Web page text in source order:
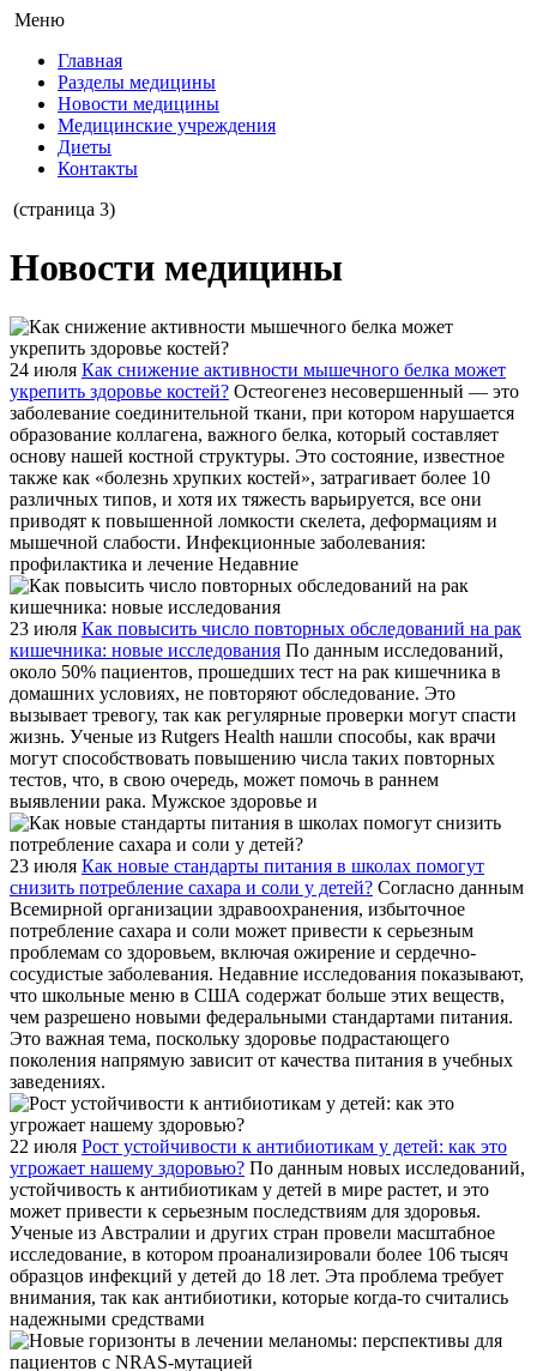
Меню
Главная
Разделы медицины
Новости медицины
Медицинские учреждения
Диеты
Контакты
(страница 3)
Новости медицины
24 июля Как снижение активности мышечного белка может
укрепить здоровье костей? Остеогенез несовершенный — это
заболевание соединительной ткани, при котором нарушается
образование коллагена, важного белка, который составляет
основу нашей костной структуры. Это состояние, известное
также как «болезнь хрупких костей», затрагивает более 10
различных типов, и хотя их тяжесть варьируется, все они
приводят к повышенной ломкости скелета, деформациям и
мышечной слабости. Инфекционные заболевания:
профилактика и лечение Недавние
23 июля Как повысить число повторных обследований на рак
кишечника: новые исследования По данным исследований,
около 50% пациентов, прошедших тест на рак кишечника в
домашних условиях, не повторяют обследование. Это
вызывает тревогу, так как регулярные проверки могут спасти
жизнь. Ученые из Rutgers Health нашли способы, как врачи
могут способствовать повышению числа таких повторных
тестов, что, в свою очередь, может помочь в раннем
выявлении рака. Мужское здоровье и
23 июля Как новые стандарты питания в школах помогут
снизить потребление сахара и соли у детей? Согласно данным
Всемирной организации здравоохранения, избыточное
потребление сахара и соли может привести к серьезным
проблемам со здоровьем, включая ожирение и сердечно-
сосудистые заболевания. Недавние исследования показывают,
что школьные меню в США содержат больше этих веществ,
чем разрешено новыми федеральными стандартами питания.
Это важная тема, поскольку здоровье подрастающего
поколения напрямую зависит от качества питания в учебных
заведениях.
22 июля Рост устойчивости к антибиотикам у детей: как это
угрожает нашему здоровью? По данным новых исследований,
устойчивость к антибиотикам у детей в мире растет, и это
может привести к серьезным последствиям для здоровья.
Ученые из Австралии и других стран провели масштабное
исследование, в котором проанализировали более 106 тысяч
образцов инфекций у детей до 18 лет. Эта проблема требует
внимания, так как антибиотики, которые когда-то считались
надежными средствами